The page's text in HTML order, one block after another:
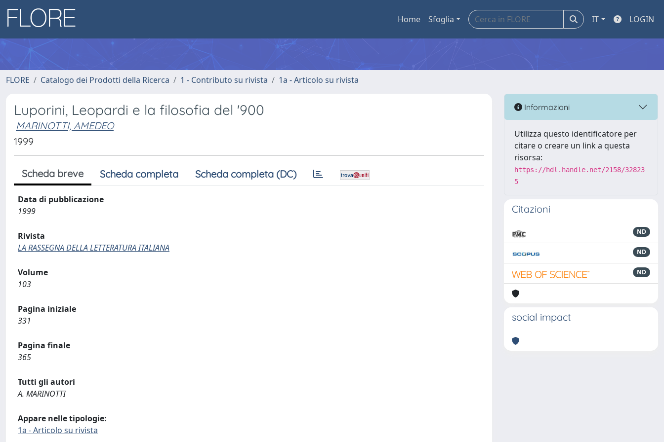
Home Sfoglia IT LOGIN
FLORE Catalogo dei Prodotti della Ricerca 1 - Contributo su rivista 1a - Articolo su rivista
Luporini, Leopardi e la filosofia del '900
MARINOTTI, AMEDEO
1999
Scheda breve Scheda completa Scheda completa (DC)
Data di pubblicazione
1999
Rivista
LA RASSEGNA DELLA LETTERATURA ITALIANA
Volume
103
Pagina iniziale
331
Pagina finale
365
Tutti gli autori
A. MARINOTTI
Appare nelle tipologie:
1a - Articolo su rivista
Informazioni
Utilizza questo identificatore per
citare o creare un link a questa
risorsa:
https://hdl.handle.net/2158/32823
5
Citazioni
ND
ND
ND
social impact